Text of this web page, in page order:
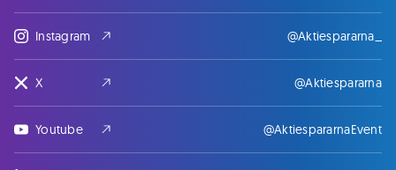
Instagram @Aktiespararna_
X @Aktiespararna
Youtube @AktiespararnaEvent